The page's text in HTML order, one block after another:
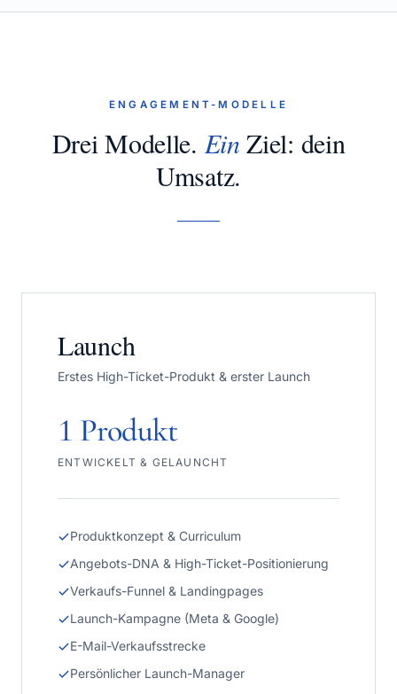
ENGAGEMENT-MODELLE
Drei Modelle. Ein Ziel: dein
Umsatz.
Launch
Erstes High-Ticket-Produkt & erster Launch
1 Produkt
ENTWICKELT & GELAUNCHT
Produktkonzept & Curriculum
Angebots-DNA & High-Ticket-Positionierung
Verkaufs-Funnel & Landingpages
Launch-Kampagne (Meta & Google)
E-Mail-Verkaufsstrecke
Persönlicher Launch-Manager